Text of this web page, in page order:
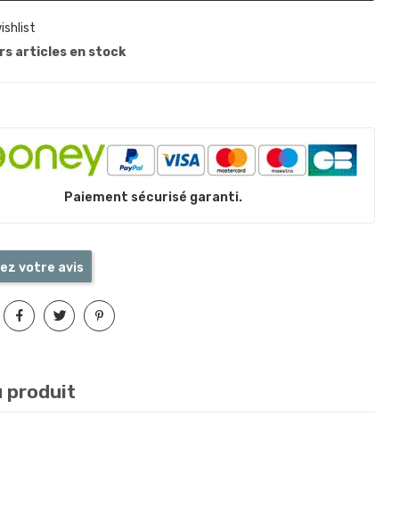
articles en stock
Paiement sécurisé garanti.
votre avis
produit